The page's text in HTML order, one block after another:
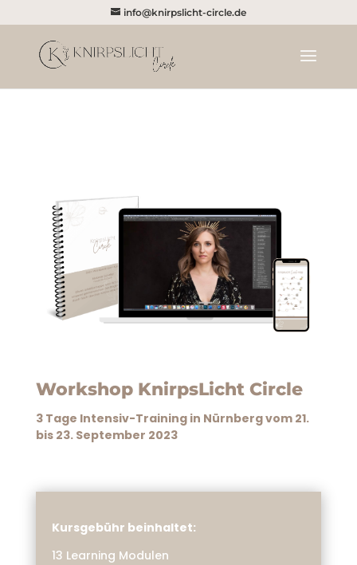
info@knirpslicht-circle.de
Workshop KnirpsLicht Circle
3 Tage Intensiv-Training in Nürnberg vom 21.
bis 23. September 2023
Kursgebühr beinhaltet:
13 Learning Modulen